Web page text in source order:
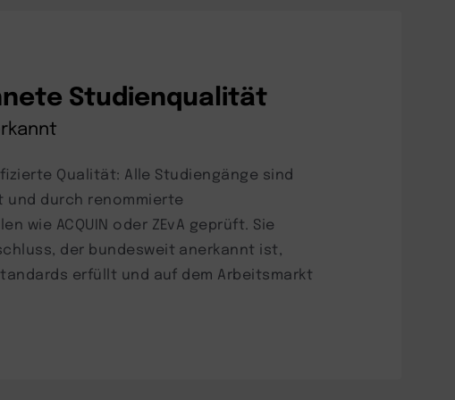
Studienqualität
Qualität: Alle Studiengänge sind
durch renommierte
wie ACQUIN oder ZEvA geprüft. Sie
der bundesweit anerkannt ist,
erfüllt und auf dem Arbeitsmarkt